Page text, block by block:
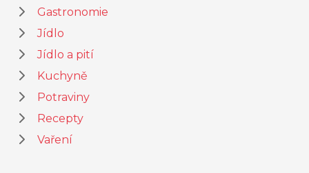
Gastronomie
Jídlo
Jídlo a pití
Kuchyně
Potraviny
Recepty
Vaření